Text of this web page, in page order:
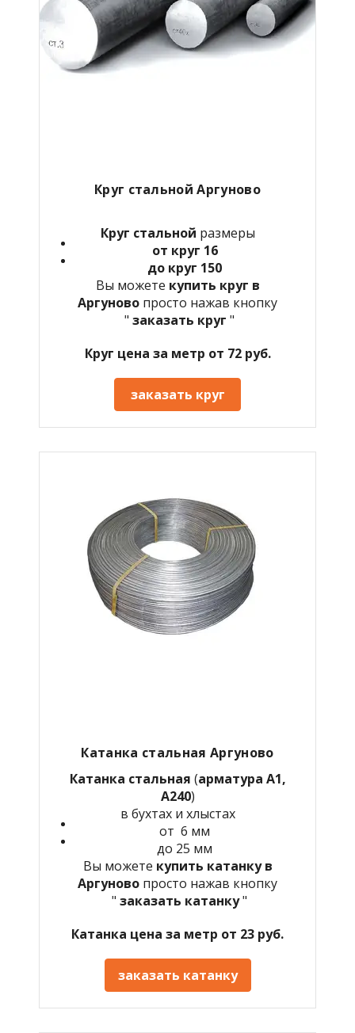
Круг стальной Аргуново
Круг стальной размеры
от круг 16
до круг 150
Вы можете купить круг в
Аргуново просто нажав кнопку
" заказать круг "
Круг цена за метр от 72 руб.
заказать круг
Катанка стальная Аргуново
Катанка стальная (арматура А1,
А240)
в бухтах и хлыстах
от 6 мм
до 25 мм
Вы можете купить катанку в
Аргуново просто нажав кнопку
" заказать катанку"
Катанка цена за метр от 23 руб.
заказать катанку